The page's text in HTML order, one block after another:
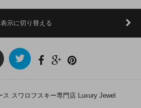
示に切り替える
ス スワロフスキー専門店 Luxury Jewel